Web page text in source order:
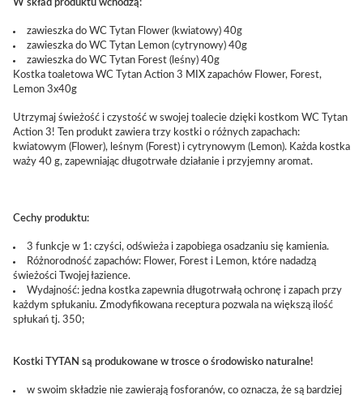
W skład produktu wchodzą:
zawieszka do WC Tytan Flower (kwiatowy) 40g
zawieszka do WC Tytan Lemon (cytrynowy) 40g
zawieszka do WC Tytan Forest (leśny) 40g
Kostka toaletowa WC Tytan Action 3 MIX zapachów Flower, Forest,
Lemon 3x40g
Utrzymaj świeżość i czystość w swojej toalecie dzięki kostkom WC Tytan
Action 3! Ten produkt zawiera trzy kostki o różnych zapachach:
kwiatowym (Flower), leśnym (Forest) i cytrynowym (Lemon). Każda kostka
waży 40 g, zapewniając długotrwałe działanie i przyjemny aromat.
Cechy produktu:
3 funkcje w 1: czyści, odświeża i zapobiega osadzaniu się kamienia.
Różnorodność zapachów: Flower, Forest i Lemon, które nadadzą
świeżości Twojej łazience.
Wydajność: jedna kostka zapewnia długotrwałą ochronę i zapach przy
każdym spłukaniu. Zmodyfikowana receptura pozwala na większą ilość
spłukań tj. 350;
Kostki TYTAN są produkowane w trosce o środowisko naturalne!
w swoim składzie nie zawierają fosforanów, co oznacza, że są bardziej